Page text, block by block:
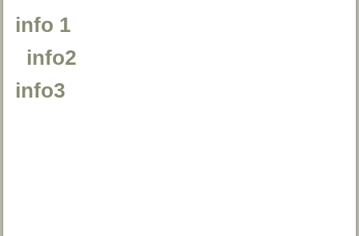
info 1
info2
info3